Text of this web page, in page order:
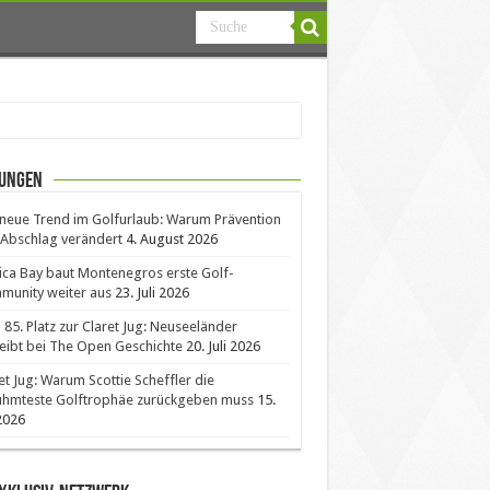
Trend im Golfurlaub: Warum Prävention
verändert 4. August 2026
Bay baut Montenegros erste Golf-
weiter aus 23. Juli 2026
85. Platz zur Claret Jug: Neuseeländer
bei The Open Geschichte 20. Juli 2026
Jug: Warum Scottie Scheffler die
Golftrophäe zurückgeben muss 15.